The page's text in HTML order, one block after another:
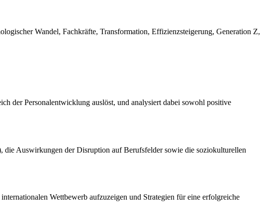
Wandel, Fachkräfte, Transformation, Effizienzsteigerung, Generation Z,
der Personalentwicklung auslöst, und analysiert dabei sowohl positive
die Auswirkungen der Disruption auf Berufsfelder sowie die soziokulturellen
Wettbewerb aufzuzeigen und Strategien für eine erfolgreiche